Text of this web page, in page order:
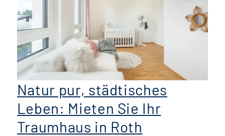
Natur pur, städtisches
Leben: Mieten Sie Ihr
Traumhaus in Roth